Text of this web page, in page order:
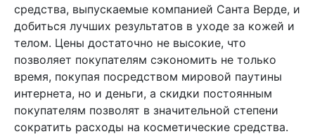
средства, выпускаемые компанией Санта Верде, и
добиться лучших результатов в уходе за кожей и
телом. Цены достаточно не высокие, что
позволяет покупателям сэкономить не только
время, покупая посредством мировой паутины
интернета, но и деньги, а скидки постоянным
покупателям позволят в значительной степени
сократить расходы на косметические средства.